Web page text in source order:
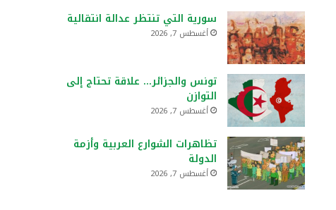
:
سورية التي تنتظر عدالة انتقالية
أغسطس 7, 2026
تونس والجزائر… علاقة تحتاج إلى
التوازن
أغسطس 7, 2026
تظاهرات الشوارع العربية وأزمة
الدولة
أغسطس 7, 2026